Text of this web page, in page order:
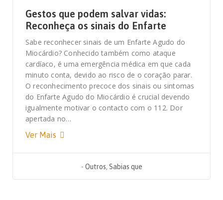
Gestos que podem salvar vidas:
Reconheça os sinais do Enfarte
Sabe reconhecer sinais de um Enfarte Agudo do
Miocárdio? Conhecido também como ataque
cardíaco, é uma emergência médica em que cada
minuto conta, devido ao risco de o coração parar.
O reconhecimento precoce dos sinais ou sintomas
do Enfarte Agudo do Miocárdio é crucial devendo
igualmente motivar o contacto com o 112. Dor
apertada no…
Ver Mais
- Outros, Sabias que